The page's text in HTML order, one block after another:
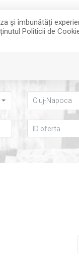
și îmbunătăți
Politicii de
Cluj-Napoca